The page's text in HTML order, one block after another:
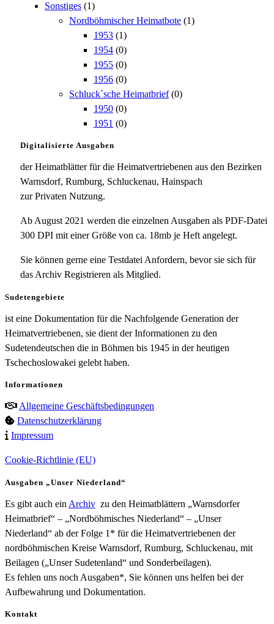
Sonstiges (1)
Nordböhmischer Heimatbote (1)
1953 (1)
1954 (0)
1955 (0)
1956 (0)
Schluck`sche Heimatbrief (0)
1950 (0)
1951 (0)
Digitalisierte Ausgaben
der Heimatblätter für die Heimatvertriebenen aus den Bezirken
Warnsdorf, Rumburg, Schluckenau, Hainspach
zur Privaten Nutzung.
Ab August 2021 werden die einzelnen Ausgaben als PDF-Datei
300 DPI mit einer Größe von ca. 18mb je Heft angelegt.
Sie können gerne eine Testdatei Anfordern, bevor sie sich für
das Archiv Registrieren als Mitglied.
Sudetengebiete
ist eine Dokumentation für die Nachfolgende Generation der
Heimatvertriebenen, sie dient der Informationen zu den
Sudetendeutschen die in Böhmen bis 1945 in der heutigen
Tschechoslowakei gelebt haben.
Informationen
Allgemeine Geschäftsbedingungen
Datenschutzerklärung
Impressum
Cookie-Richtlinie (EU)
Ausgaben „Unser Niederland“
Es gibt auch ein Archiv zu den Heimatblättern „Warnsdorfer
Heimatbrief“ – „Nordböhmisches Niederland“ – „Unser
Niederland“ ab der Folge 1* für die Heimatvertriebenen der
nordböhmischen Kreise Warnsdorf, Rumburg, Schluckenau, mit
Beilagen („Unser Sudetenland“ und Sonderbeilagen).
Es fehlen uns noch Ausgaben*, Sie können uns helfen bei der
Aufbewahrung und Dokumentation.
Kontakt